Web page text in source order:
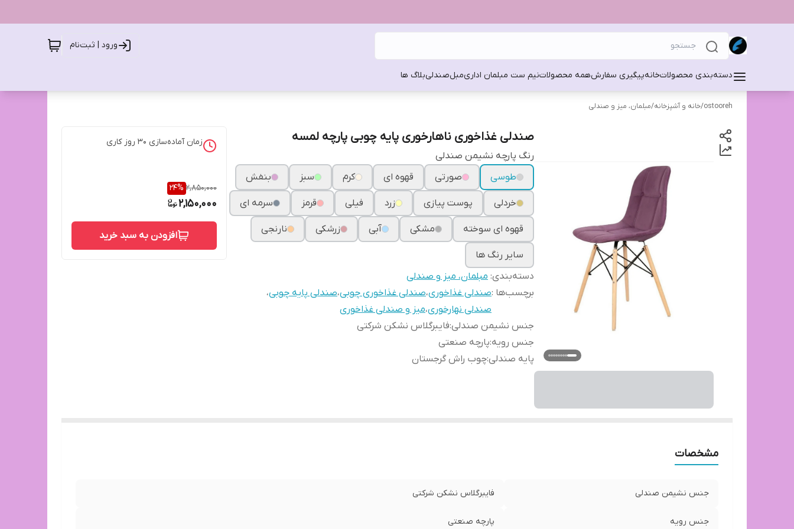
ورود | ثبت‌نام
دسته‌بندی محصولاتخانهپیگیری سفارشهمه محصولاتنیم ست مبلمان اداریمبلصندلیبلاگ ها
ostooreh
/خانه و آشپزخانه/مبلمان، میز و صندلی
صندلی غذاخوری ناهارخوری پایه چوبی پارچه لمسه
رنگ پارچه نشیمن صندلی
طوسی
صورتی قهوه ای کرم سبز بنفش
خردلی پوست پیازی زرد فیلی قرمز سرمه ای
قهوه ای سوخته مشکی آبی زرشکی نارنجی
سایر رنگ ها
دسته‌بندی: مبلمان، میز و صندلی
برچسب‌ها :صندلی غذاخوری،صندلی غذاخوری چوبی،صندلی پایه چوبی،
صندلی نهارخوری،میز و صندلی غذاخوری
جنس نشیمن صندلی:فایبرگلاس نشکن شرکتی
جنس رویه:پارچه صنعتی
پایه صندلی:چوب راش گرجستان
زمان آماده‌سازی 30 روز کاری
2,850,000
24%
2,150,000
افزودن به سبد خرید
مشخصات
جنس نشیمن صندلی فایبرگلاس نشکن شرکتی
جنس رویه پارچه صنعتی